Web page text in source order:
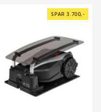
SPAR 3.700,-